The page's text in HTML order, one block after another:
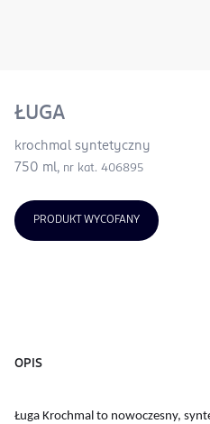
ŁUGA
krochmal syntetyczny
750 ml, nr kat. 406895
PRODUKT WYCOFANY
OPIS
Ługa Krochmal to nowoczesny,